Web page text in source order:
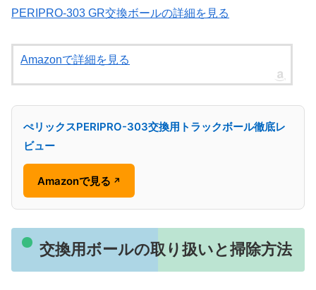
PERIPRO-303 GR交換ボールの詳細を見る
Amazonで詳細を見る
ぺリックスPERIPRO-303交換用トラックボール徹底レ
ビュー
Amazonで見る ↗
交換用ボールの取り扱いと掃除方法